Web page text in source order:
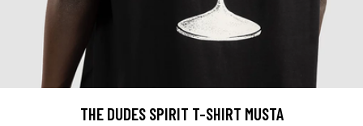
THE DUDES SPIRIT T-SHIRT MUSTA